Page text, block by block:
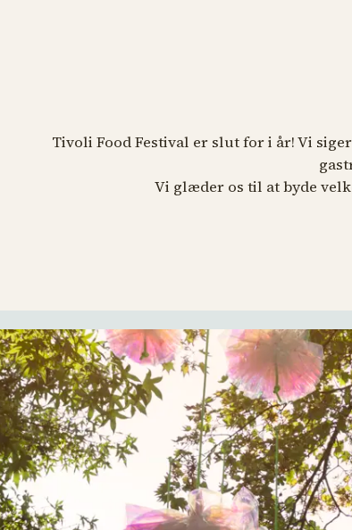
Tivoli Food Festival er slut for i år! Vi
Vi glæder os til at byde